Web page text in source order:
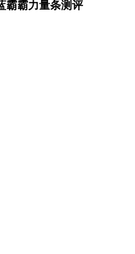
霸霸力量条测评